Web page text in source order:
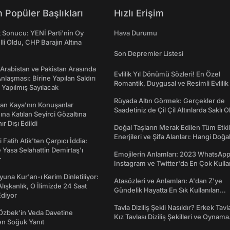
Popüler Başlıkları
Sonucu: YENİ Parti'nin Oy
Oldu, CHP Barajın Altına
ve Pakistan Arasında
Birine Yapılan Saldırı
Sayılacak
Kaya’nın Konuşanlar
Katılan Seyirci Gözaltına
Dışı Edildi
Fatih Atik'ten Çarpıcı İddia:
Selahattin Demirtaş'ı
Kur'an-ı Kerim Dinletiliyor:
O İlimizde 24 Saat
Veda Davetine
Soğuk Yanıt
Hızlı Erişim
Hava Durumu
Son Depremler Listesi
Evlilik Yıl Dönümü Sözleri! En Özel
Romantik, Duygusal ve Resimli Evlilik
Rüyada Altın Görmek: Gerçekler de
Saadetiniz de Çil Çil Altınlarda Saklı
Doğal Taşların Merak Edilen Tüm
Enerjileri ve Şifa Alanları: Hangi
Emojilerin Anlamları: 2023
Instagram ve Twitter'da En Çok
Atasözleri ve Anlamları: A'dan Z'ye
Gündelik Hayatta En Sık Kullanılan
Tavla Diziliş Şekli Nasıldır? Erkek
Kız Tavlası Diziliş Şekilleri ve Oynama